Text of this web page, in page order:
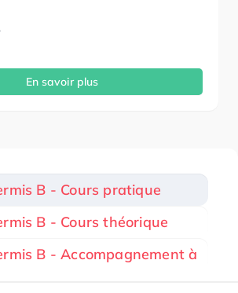
En savoir plus
B - Cours pratique
B - Cours théorique
B - Accompagnement à